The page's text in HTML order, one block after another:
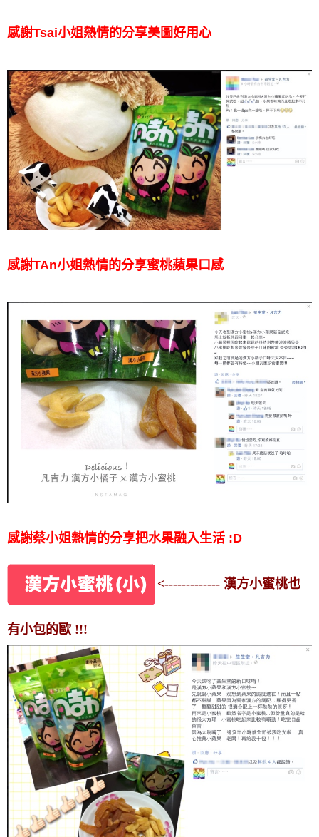
感謝Tsai小姐熱情的分享美圖好用心
感謝TAn小姐熱情的分享蜜桃蘋果口感
感謝蔡小姐熱情的分享把水果融入生活 :D
<------------- 漢方小蜜桃也
有小包的歐 !!!